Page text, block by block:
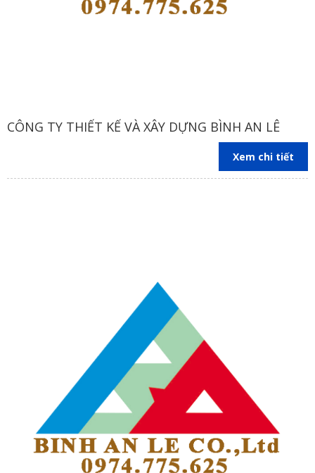
CÔNG TY THIẾT KẾ VÀ XÂY DỰNG BÌNH AN LÊ
Xem chi tiết